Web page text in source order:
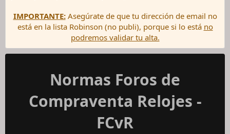
IMPORTANTE:Asegúrate de que tu dirección de email no
está en la lista Robinson (no publi), porque si lo está no
podremos validar tu alta.
Normas Foros de
Compraventa Relojes -
FCvR